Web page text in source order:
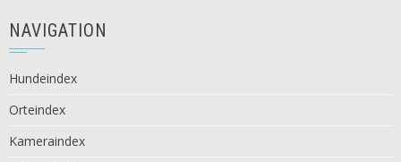
NAVIGATION
Hundeindex
Orteindex
Kameraindex